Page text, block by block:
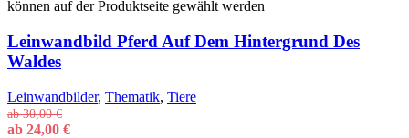
können auf der Produktseite gewählt werden
Leinwandbild Pferd Auf Dem Hintergrund Des
Waldes
Leinwandbilder, Thematik, Tiere
ab30,00€
ab 24,00 €